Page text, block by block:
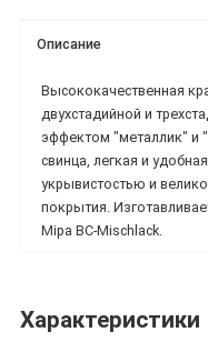
Описание
Высококачественная
двухстадийной и
эффектом "металлик" и
свинца, легкая и
укрывистостью и
покрытия.
Mipa BC-Mischlack.
Характеристики